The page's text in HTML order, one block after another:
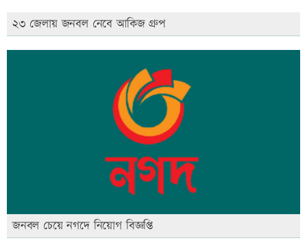
২৩ জেলায় জনবল নেবে আকিজ গ্রুপ
জনবল চেয়ে নগদে নিয়োগ বিজ্ঞপ্তি